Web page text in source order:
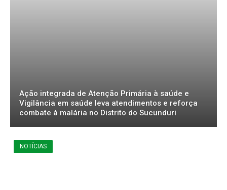
Ação integrada de Atenção Primária à saúde e
Vigilância em saúde leva atendimentos e reforça
combate à malária no Distrito do Sucunduri
NOTÍCIAS